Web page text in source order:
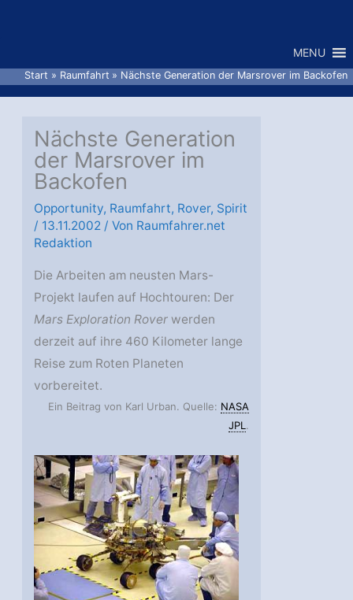
MENU
Start Raumfahrt Nächste Generation der Marsrover im Backofen
Nächste Generation
der Marsrover im
Backofen
Opportunity, Raumfahrt, Rover, Spirit
/ 13.11.2002 / Von Raumfahrer.net
Redaktion
Die Arbeiten am neusten Mars-
Projekt laufen auf Hochtouren: Der
Mars Exploration Rover werden
derzeit auf ihre 460 Kilometer lange
Reise zum Roten Planeten
vorbereitet.
Ein Beitrag von Karl Urban. Quelle: NASA
JPL .